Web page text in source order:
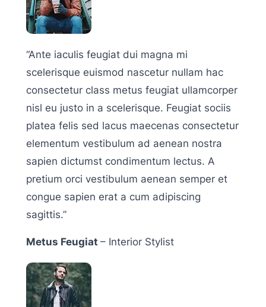
“Ante iaculis feugiat dui magna mi
scelerisque euismod nascetur nullam hac
consectetur class metus feugiat ullamcorper
nisl eu justo in a scelerisque. Feugiat sociis
platea felis sed lacus maecenas consectetur
elementum vestibulum ad aenean nostra
sapien dictumst condimentum lectus. A
pretium orci vestibulum aenean semper et
congue sapien erat a cum adipiscing
sagittis.”
Metus Feugiat – Interior Stylist